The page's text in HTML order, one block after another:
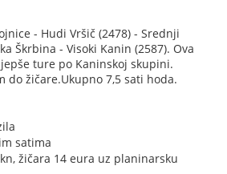
- Hudi Vršič (2478) - Srednji
Škrbina - Visoki Kanin (2587). Ova
ture po Kaninskoj skupini.
do žičare.Ukupno 7,5 sati hoda.
satima
žičara 14 eura uz planinarsku